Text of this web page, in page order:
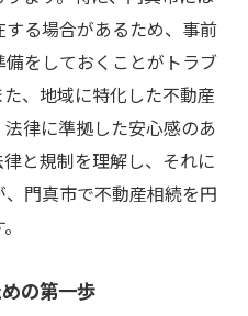
のポイント
の効果的な連携
プロセスを知る
に依頼するメリット
ケーションを円滑にす
するための専門家の役
る場合があるため、事前
をしておくことがトラブ
、地域に特化した不動産
律に準拠した安心感のあ
と規制を理解し、それに
門真市で不動産相続を円
の第一歩